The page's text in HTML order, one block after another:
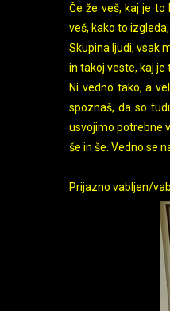
Če že veš, kaj je
veš, kako to
Skupina ljudi, vsak
in takoj veste, kaj je
Ni vedno tako, a
spoznaš, da so
usvojimo potrebne
še in še. Vedno se
Prijazno vabljen/